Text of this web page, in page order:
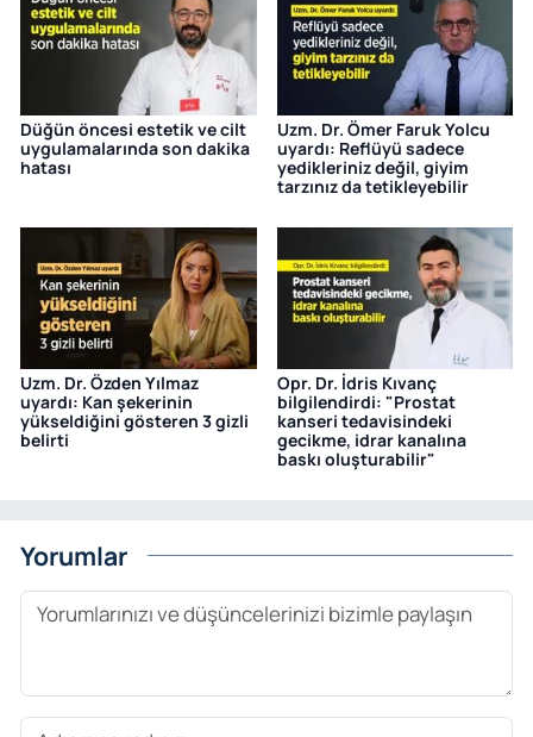
Düğün öncesi estetik ve cilt
uygulamalarında son dakika
hatası
Uzm. Dr. Ömer Faruk Yolcu
uyardı: Reflüyü sadece
yedikleriniz değil, giyim
tarzınız da tetikleyebilir
Uzm. Dr. Özden Yılmaz
uyardı: Kan şekerinin
yükseldiğini gösteren 3 gizli
belirti
Opr. Dr. İdris Kıvanç
bilgilendirdi: "Prostat
kanseri tedavisindeki
gecikme, idrar kanalına
baskı oluşturabilir"
Yorumlar